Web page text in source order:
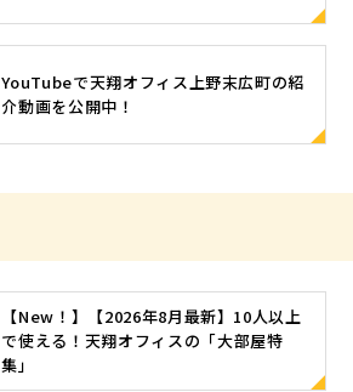
YouTubeで天翔オフィス上野末広町の紹
介動画を公開中！
【New！】【2026年8月最新】10人以上
で使える！天翔オフィスの「大部屋特
集」